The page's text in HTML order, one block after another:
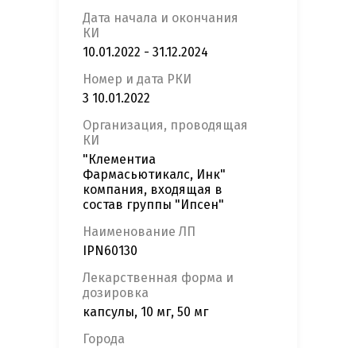
Дата начала и окончания
КИ
10.01.2022 - 31.12.2024
Номер и дата РКИ
3 10.01.2022
Организация, проводящая
КИ
"Клементиа
Фармасьютикалс, Инк"
компания, входящая в
состав группы "Ипсен"
Наименование ЛП
IPN60130
Лекарственная форма и
дозировка
капсулы, 10 мг, 50 мг
Города